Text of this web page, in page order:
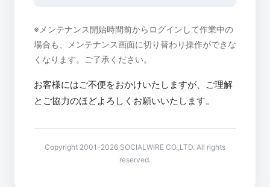
※メンテナンス開始時間前からログインして作業中の
場合も、メンテナンス画面に切り替わり操作ができな
くなります。ご了承ください。
お客様にはご不便をおかけいたしますが、ご理解
とご協力のほどよろしくお願いいたします。
Copyright 2001-2026 SOCIALWIRE CO.,LTD. All rights
reserved.